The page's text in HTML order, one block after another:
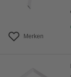
Merken